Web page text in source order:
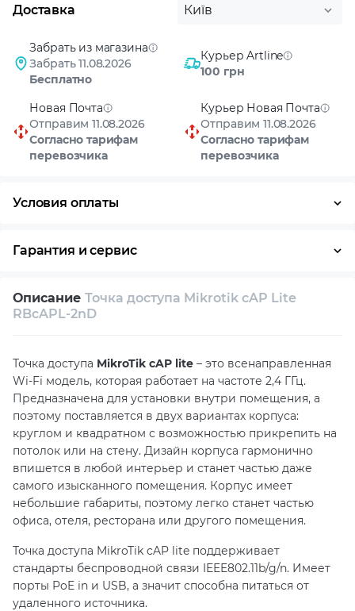
Доставка Київ
Забрать из магазина
Забрать 11.08.2026
Бесплатно
Курьер Artline
100 грн
Новая Почта
Отправим 11.08.2026
Согласно тарифам
перевозчика
Курьер Новая Почта
Отправим 11.08.2026
Согласно тарифам
перевозчика
Условия оплаты
Гарантия и сервис
Собственный сервисный центр
Описание Точка доступа Mikrotik cAP Lite
RBcAPL-2nD
Точка доступа MikroTik cAP lite – это всенаправленная
Wi-Fi модель, которая работает на частоте 2,4 ГГц.
Предназначена для установки внутри помещения, а
поэтому поставляется в двух вариантах корпуса:
круглом и квадратном с возможностью прикрепить на
потолок или на стену. Дизайн корпуса гармонично
впишется в любой интерьер и станет частью даже
самого изысканного помещения. Корпус имеет
небольшие габариты, поэтому легко станет частью
офиса, отеля, ресторана или другого помещения.
Точка доступа MikroTik cAP lite поддерживает
стандарты беспроводной связи IEEE802.11b/g/n. Имеет
порты PoE in и USB, а значит способна питаться от
удаленного источника.